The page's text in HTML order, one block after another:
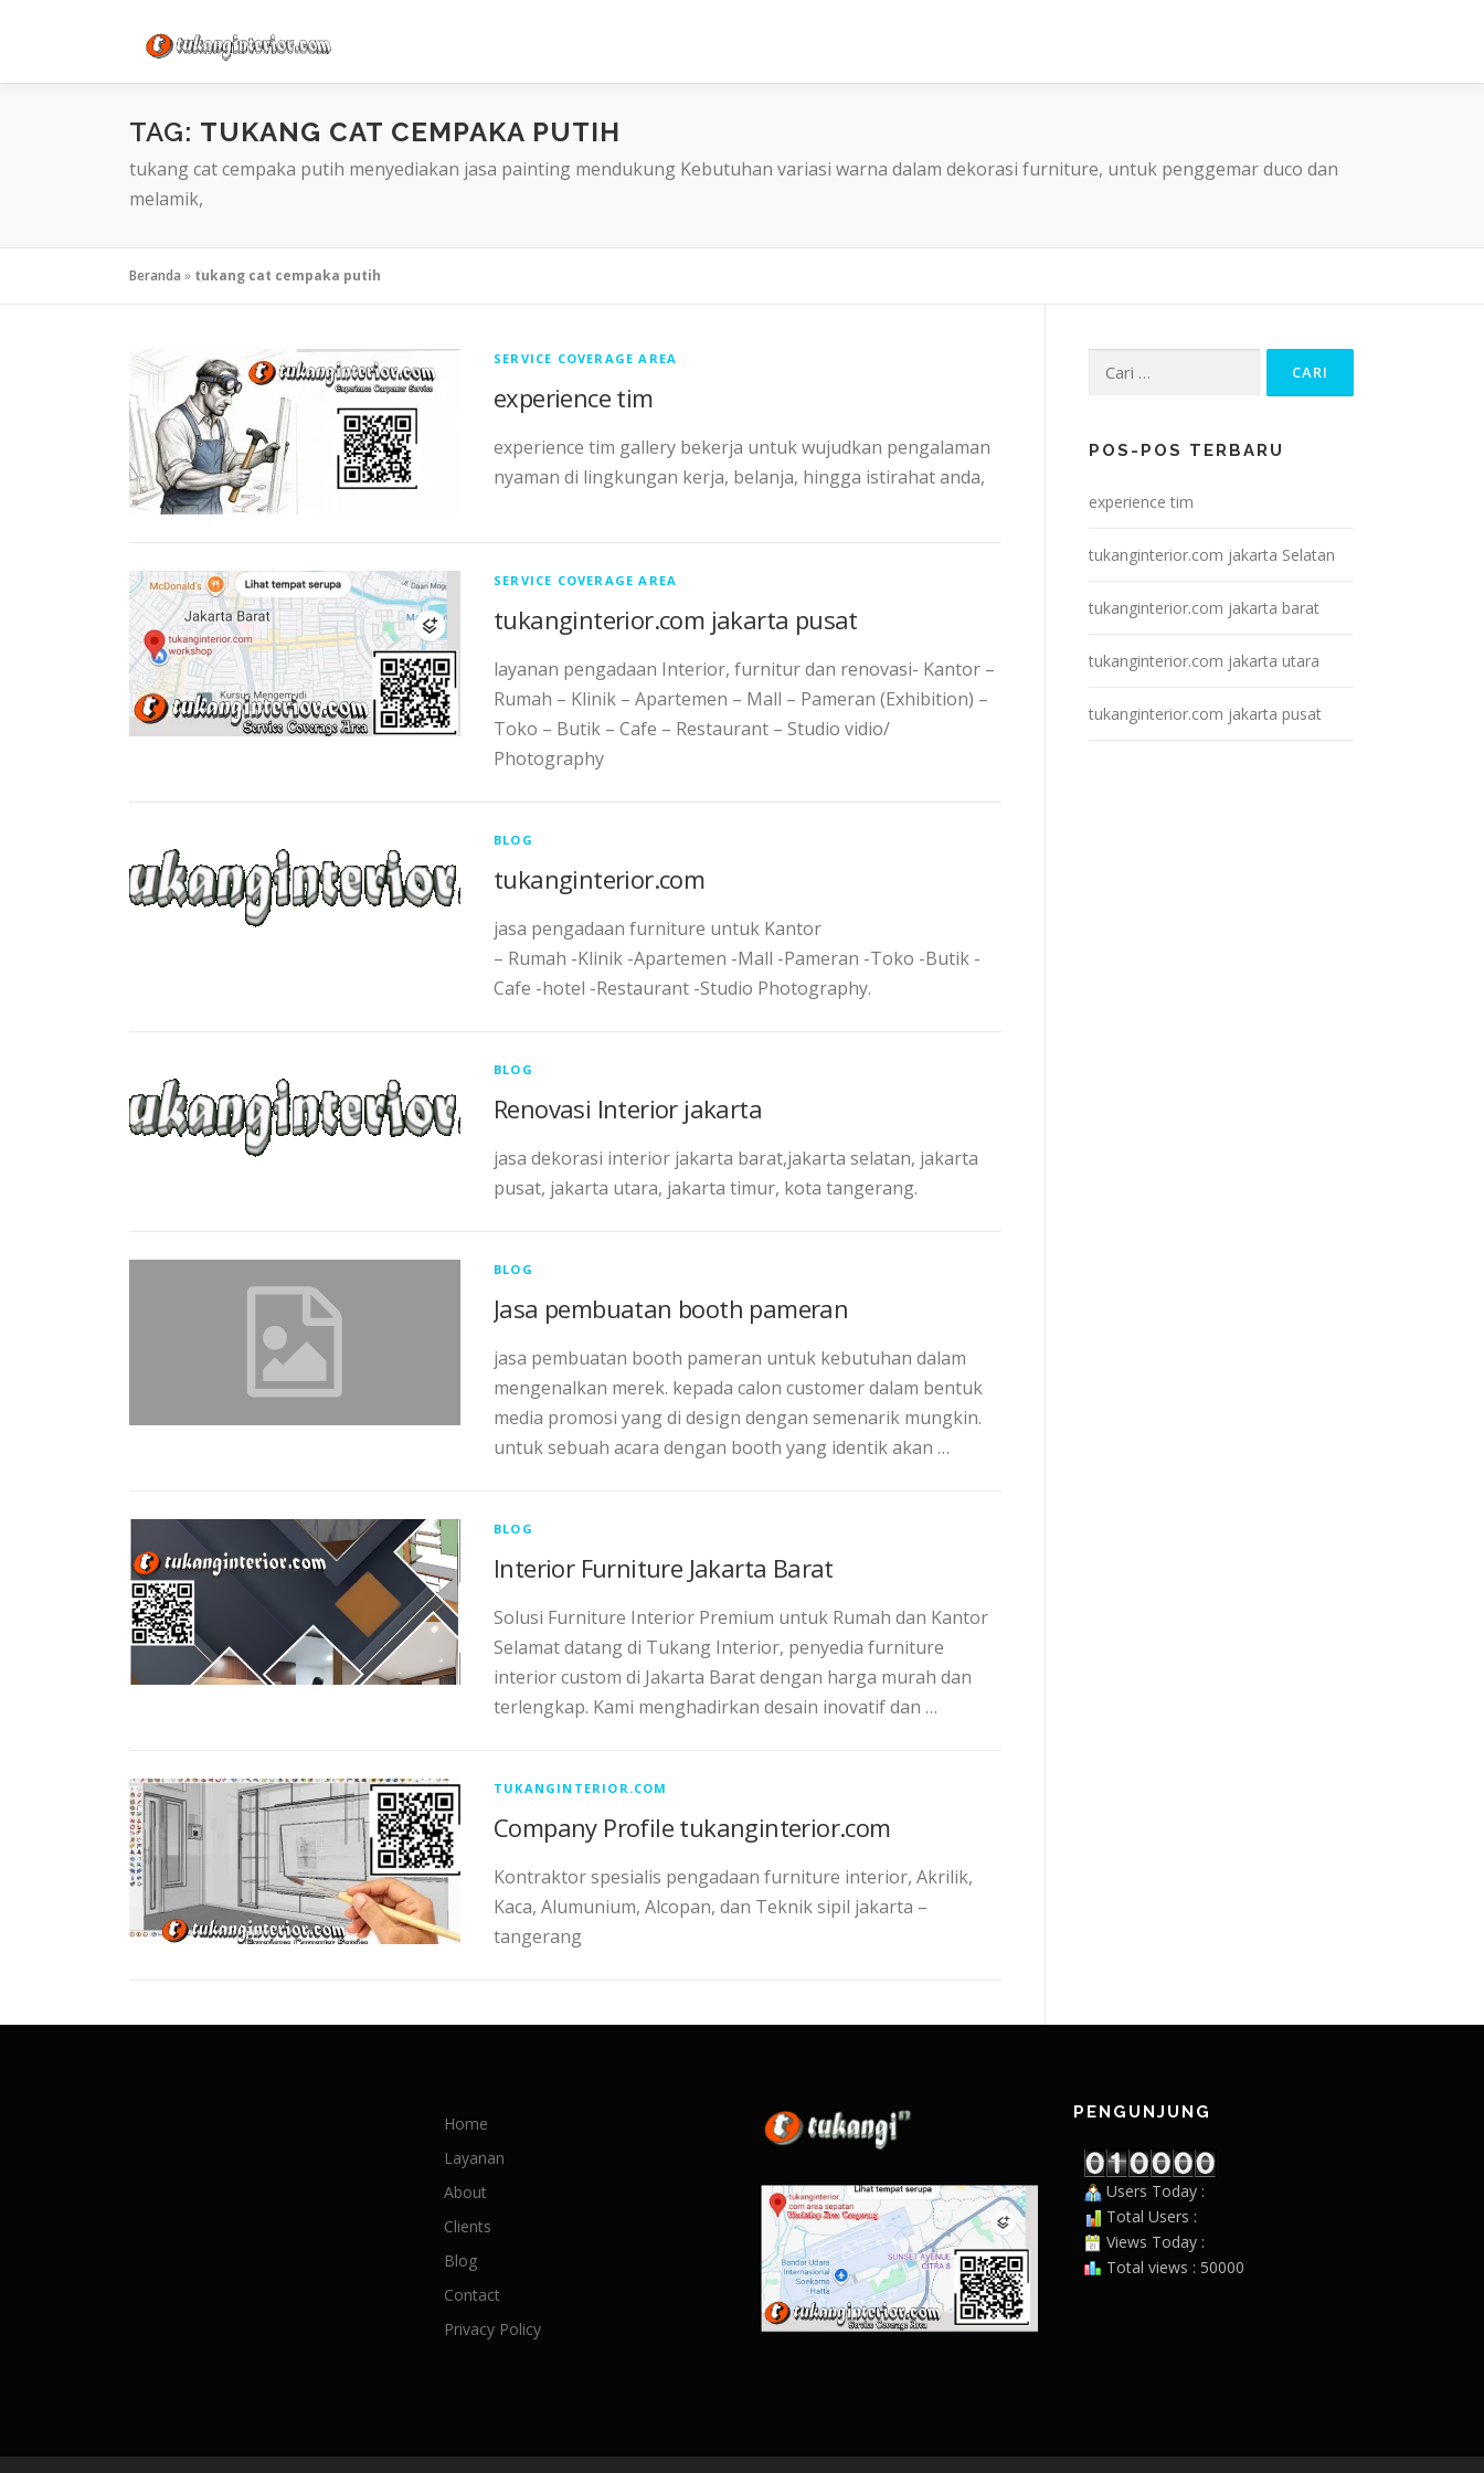
TAG: TUKANG CAT CEMPAKA PUTIH
tukang cat cempaka putih menyediakan jasa painting mendukung Kebutuhan variasi warna dalam dekorasi furniture, untuk penggemar duco dan
melamik,
Beranda » tukang cat cempaka putih
SERVICE COVERAGE AREA
experience tim
experience tim gallery bekerja untuk wujudkan pengalaman
nyaman di lingkungan kerja, belanja, hingga istirahat anda,
SERVICE COVERAGE AREA
tukanginterior.com jakarta pusat
layanan pengadaan Interior, furnitur dan renovasi- Kantor –
Rumah – Klinik – Apartemen – Mall – Pameran (Exhibition) –
Toko – Butik – Cafe – Restaurant – Studio vidio/
Photography
BLOG
tukanginterior.com
jasa pengadaan furniture untuk Kantor
– Rumah -Klinik -Apartemen -Mall -Pameran -Toko -Butik -
Cafe -hotel -Restaurant -Studio Photography.
BLOG
Renovasi Interior jakarta
jasa dekorasi interior jakarta barat,jakarta selatan, jakarta
pusat, jakarta utara, jakarta timur, kota tangerang.
BLOG
Jasa pembuatan booth pameran
jasa pembuatan booth pameran untuk kebutuhan dalam
mengenalkan merek. kepada calon customer dalam bentuk
media promosi yang di design dengan semenarik mungkin.
untuk sebuah acara dengan booth yang identik akan …
BLOG
Interior Furniture Jakarta Barat
Solusi Furniture Interior Premium untuk Rumah dan Kantor
Selamat datang di Tukang Interior, penyedia furniture
interior custom di Jakarta Barat dengan harga murah dan
terlengkap. Kami menghadirkan desain inovatif dan …
TUKANGINTERIOR.COM
Company Profile tukanginterior.com
Kontraktor spesialis pengadaan furniture interior, Akrilik,
Kaca, Alumunium, Alcopan, dan Teknik sipil jakarta –
tangerang
Cari
POS-POS TERBARU
experience tim
tukanginterior.com jakarta Selatan
tukanginterior.com jakarta barat
tukanginterior.com jakarta utara
tukanginterior.com jakarta pusat
Home
Layanan
About
Clients
Blog
Contact
Privacy Policy
PENGUNJUNG
Users Today :
Total Users :
Views Today :
Total views : 50000